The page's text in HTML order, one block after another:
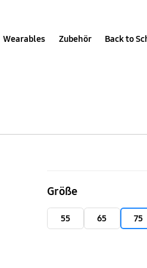
Wearables Zubehör Back to
QLED
4K
Größe
55 65 75